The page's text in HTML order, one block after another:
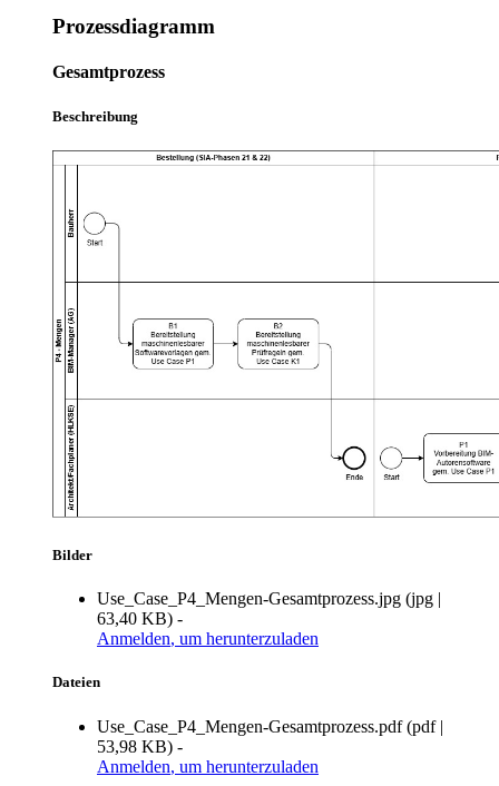
Prozessdiagramm
Gesamtprozess
Beschreibung
Bilder
Use_Case_P4_Mengen-Gesamtprozess.jpg (jpg |
63,40 KB) -
Anmelden, um herunterzuladen
Dateien
Use_Case_P4_Mengen-Gesamtprozess.pdf (pdf|
53,98 KB) -
Anmelden, um herunterzuladen